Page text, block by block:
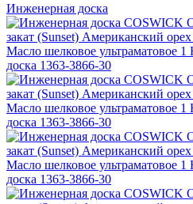
Инженерная доска